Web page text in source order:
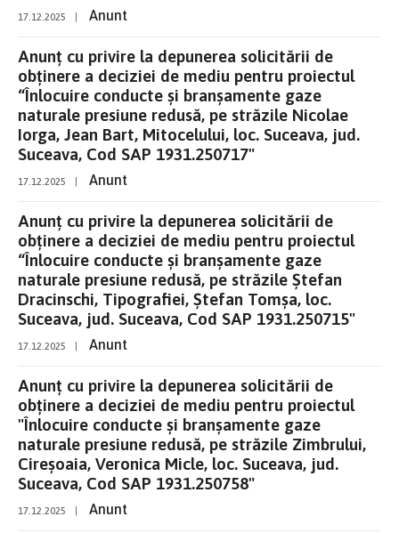
17.12.2025 Anunt
Anunț cu privire la depunerea solicitării de
obținere a deciziei de mediu pentru proiectul
“Înlocuire conducte și branșamente gaze
naturale presiune redusă, pe străzile Nicolae
Iorga, Jean Bart, Mitocelului, loc. Suceava, jud.
Suceava, Cod SAP 1931.250717"
17.12.2025 Anunt
Anunț cu privire la depunerea solicitării de
obținere a deciziei de mediu pentru proiectul
“Înlocuire conducte și branșamente gaze
naturale presiune redusă, pe străzile Ștefan
Dracinschi, Tipografiei, Ștefan Tomșa, loc.
Suceava, jud. Suceava, Cod SAP 1931.250715"
17.12.2025 Anunt
Anunț cu privire la depunerea solicitării de
obținere a deciziei de mediu pentru proiectul
"Înlocuire conducte și branșamente gaze
naturale presiune redusă, pe străzile Zimbrului,
Cireșoaia, Veronica Micle, loc. Suceava, jud.
Suceava, Cod SAP 1931.250758"
17.12.2025 Anunt